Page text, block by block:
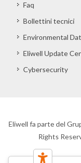
Faq
Bollettini tecnici
Environmental
Eliwell Update
Cybersecurity
Eliwell fa parte del
Rights